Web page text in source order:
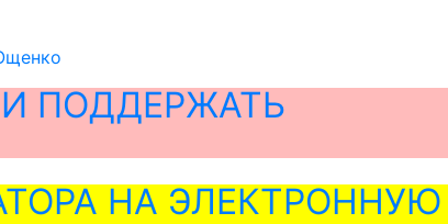
ПОДДЕРЖАТЬ
НА ЭЛЕКТРОННУЮ